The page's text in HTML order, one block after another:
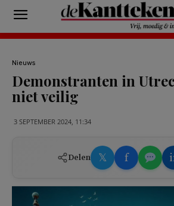
Nieuws
Demonstranten in
niet veilig
3 SEPTEMBER 2024, 11:34
Delen 𝕏 f